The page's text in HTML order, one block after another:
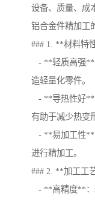
设备、质量、成
铝合金件精加工
### 1. **材料特
- **轻质高强**
造轻量化零件。
- **导热性好**
有助于减少热变
- **易加工性**
进行精加工。
### 2. **加工工
- **高精度**：